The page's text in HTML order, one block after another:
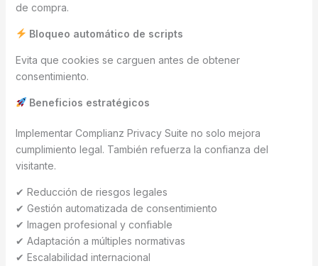
de compra.
Bloqueo automático de scripts
Evita que cookies se carguen antes de obtener
consentimiento.
Beneficios estratégicos
Implementar Complianz Privacy Suite no solo mejora
cumplimiento legal. También refuerza la confianza del
visitante.
✔ Reducción de riesgos legales
✔ Gestión automatizada de consentimiento
✔ Imagen profesional y confiable
✔ Adaptación a múltiples normativas
✔ Escalabilidad internacional